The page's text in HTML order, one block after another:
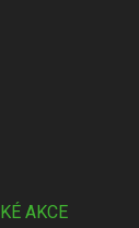
AKCE